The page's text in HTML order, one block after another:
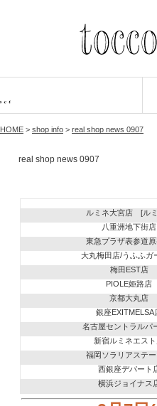
HOME > shop info > real shop news 0907
real shop news 0907
ルミネ大宮店 [ル
八重洲地下街店
東急プラザ表参道
大丸梅田店/うふふガ
梅田EST店
PIOLE姫路店
京都大丸店
銀座EXITMELSA
名古屋セントラルパ
新宿ルミネエス
福岡ソラリアステ
西銀座デパート
横浜ジョイナス